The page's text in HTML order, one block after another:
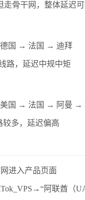
走骨干网，整体延迟
国 → 法国 → 迪拜
路，延迟中规中矩
美国 → 法国 → 阿曼 →
较多，延迟偏高
进入产品页面
阿联酋（